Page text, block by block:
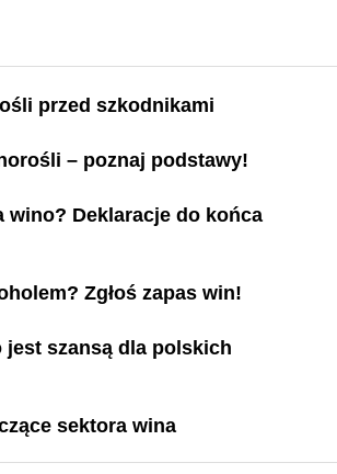
przed szkodnikami
– poznaj podstawy!
wino? Deklaracje do końca
Zgłoś zapas win!
jest szansą dla polskich
sektora wina